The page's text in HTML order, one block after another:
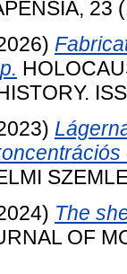
23
The
OF